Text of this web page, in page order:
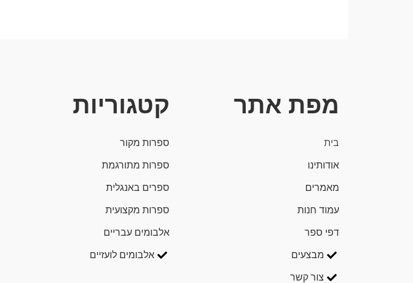
מפת אתר
בית
אודותינו
מאמרים
עמוד חנות
דפי ספר
מבצעים
צור קשר
קטגוריות
ספרות מקור
ספרות מתורגמת
ספרים באנגלית
ספרות מקצועית
אלבומים עבריים
אלבומים לועזיים